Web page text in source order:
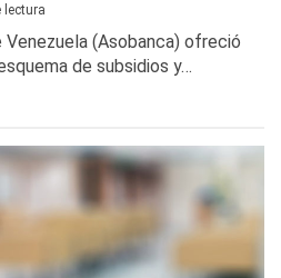
lectura
Venezuela (Asobanca) ofreció
de subsidios y…